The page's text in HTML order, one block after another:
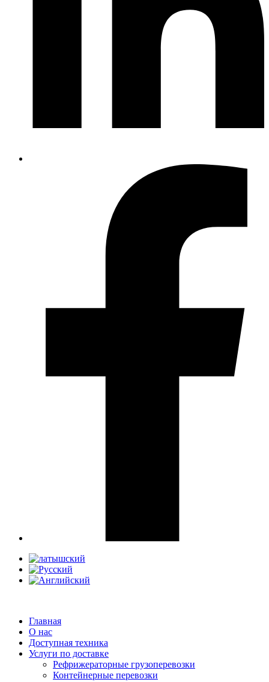
Главная
О нас
Доступная техника
Услуги по доставке
Рефрижераторные грузоперевозки
Контейнерные перевозки